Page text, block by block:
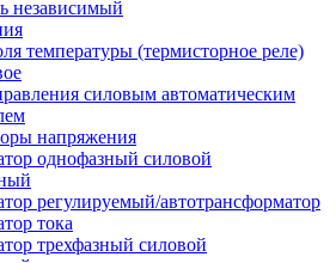
независимый
температуры (термисторное реле)
силовым автоматическим
напряжения
однофазный силовой
регулируемый/автотрансформатор
тока
трехфазный силовой